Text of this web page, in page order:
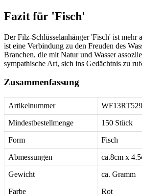
Fazit für 'Fisch'
Der Filz-Schlüsselanhänger 'Fisch' ist mehr
ist eine Verbindung zu den Freuden des
Branchen, die mit Natur und Wasser
sympathische Art, sich ins Gedächtnis zu
Zusammenfassung
Artikelnummer
Mindestbestellmenge 150 Stück
Form Fisch
Abmessungen ca.8cm x
Gewicht ca. Gramm
Farbe Rot